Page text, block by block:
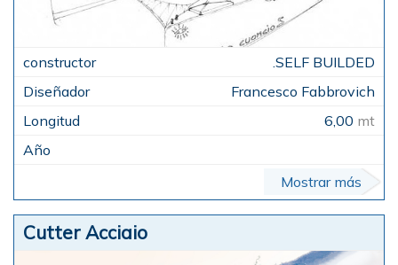
.SELF BUILDED
Francesco Fabbrovich
6,00 mt
Mostrar más
Cutter Acciaio